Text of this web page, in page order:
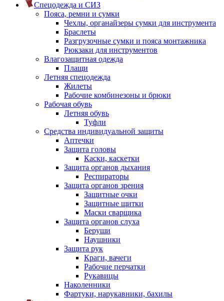
Спецодежда и СИЗ
Пояса, ремни и сумки
Чехлы, органайзеры сумки для инструмента
Браслеты
Разгрузочные сумки и пояса монтажника
Рюкзаки для инструментов
Влагозащитная одежда
Плащи
Летняя спецодежда
Жилеты
Рабочие комбинезоны и брюки
Рабочая обувь
Летняя обувь
Туфли
Средства индивидуальной защиты
Аптечки
Защита головы
Каски, каскетки
Защита органов дыхания
Респираторы
Защита органов зрения
Защитные очки
Защитные щитки
Маски сварщика
Защита органов слуха
Беруши
Наушники
Защита рук
Краги, вачеги
Рабочие перчатки
Рукавицы
Наколенники
Фартуки, нарукавники, бахилы